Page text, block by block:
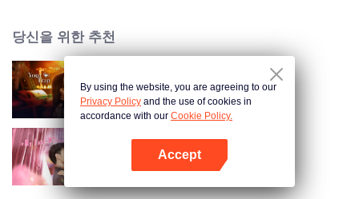
당신을 위한 추천
보보심험
심동적타
By using the website, you are agreeing to our
Privacy Policy and the use of cookies in
accordance with our Cookie Policy.
Accept